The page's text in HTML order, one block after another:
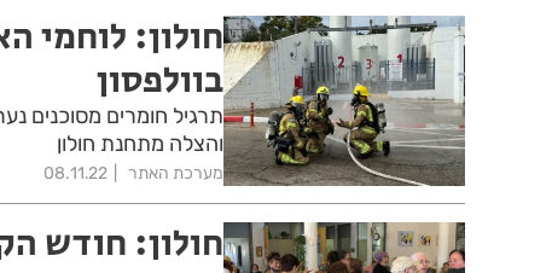
חולון: לוחמי
בוולפסון
תרגיל חומרים מסוכנים
והצלה מתחנת חולון
מערכת האתר 08.11.22
חולון: חודש